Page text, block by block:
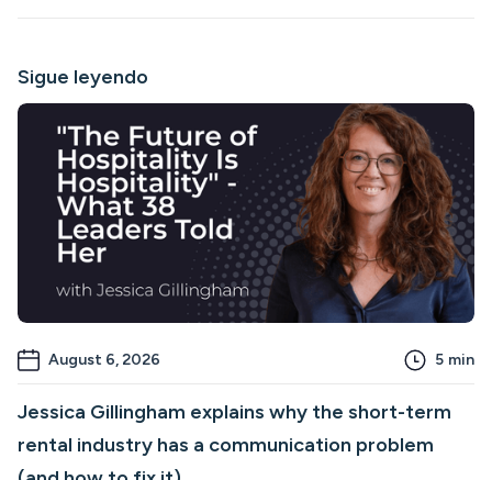
Sigue leyendo
August 6, 2026 5 min
Jessica Gillingham explains why the short-term
rental industry has a communication problem